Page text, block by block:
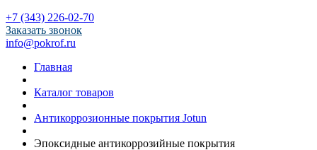
+7 (343) 226-02-70
Заказать звонок
info@pokrof.ru
Главная
Каталог товаров
Антикоррозионные покрытия Jotun
Эпоксидные антикоррозийные покрытия